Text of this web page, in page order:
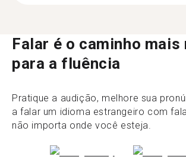
Falar é o caminho mais
para a fluência
Pratique a audição, melhore sua
a falar um idioma estrangeiro com
não importa onde você esteja.